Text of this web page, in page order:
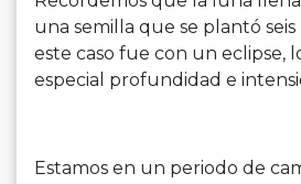
una semilla que se plantó seis
este caso fue con un eclipse,
especial profundidad e
Estamos en un periodo de